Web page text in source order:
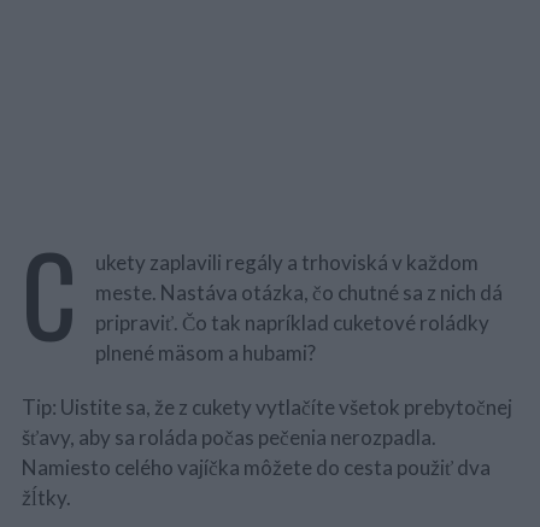
C
ukety zaplavili regály a trhoviská v každom
meste. Nastáva otázka, čo chutné sa z nich dá
pripraviť. Čo tak napríklad cuketové roládky
plnené mäsom a hubami?
Tip: Uistite sa, že z cukety vytlačíte všetok prebytočnej
šťavy, aby sa roláda počas pečenia nerozpadla.
Namiesto celého vajíčka môžete do cesta použiť dva
žĺtky.